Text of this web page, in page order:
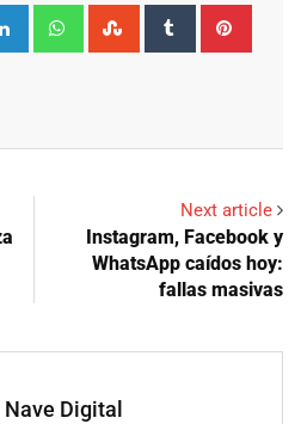
LinkedIn WhatsappStumbleUpon
Tumblr
Next article
Instagram, Facebook y
WhatsApp caídos hoy:
fallas masivas
Nave Digital